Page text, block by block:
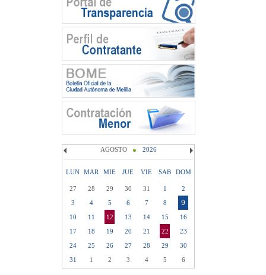
AGOSTO 2026
LUN MAR MIE JUE VIE SAB DOM
27 28 29 30 31 1
2
3
4 5 6 7 8 9
10 11 12 13 14 15
16
17
18 19 20 21 22
23
24
25 26 27 28 29
30
31
1 2 3 4 5 6